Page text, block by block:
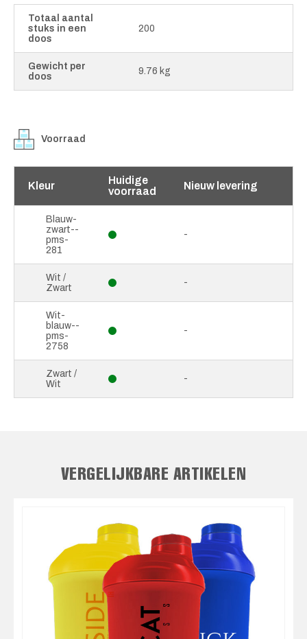
Totaal aantal
stuks in een
doos
200
Gewicht per
doos
9.76 kg
Voorraad
Kleur
Huidige
voorraad
Nieuw levering
Blauw-
zwart--
pms-
281
-
Wit /
Zwart
-
Wit-
blauw--
pms-
2758
-
Zwart /
Wit
-
VERGELIJKBARE ARTIKELEN